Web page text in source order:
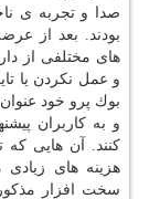
صدا و تجربه ی
های مختلفی از
و عمل نكردن یا
بوك پرو خود
و به كاربران
كنند. آن هایی كه
هزینه های
سخت افزار